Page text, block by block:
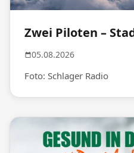
Zwei Piloten –
05.08.2026
Foto: Schlager Radio